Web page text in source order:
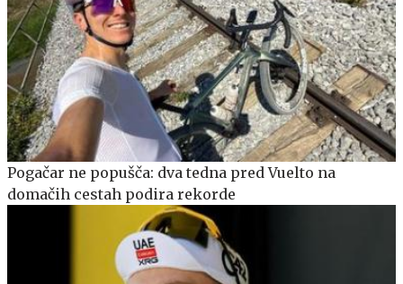
Pogačar ne popušča: dva tedna pred Vuelto na
domačih cestah podira rekorde